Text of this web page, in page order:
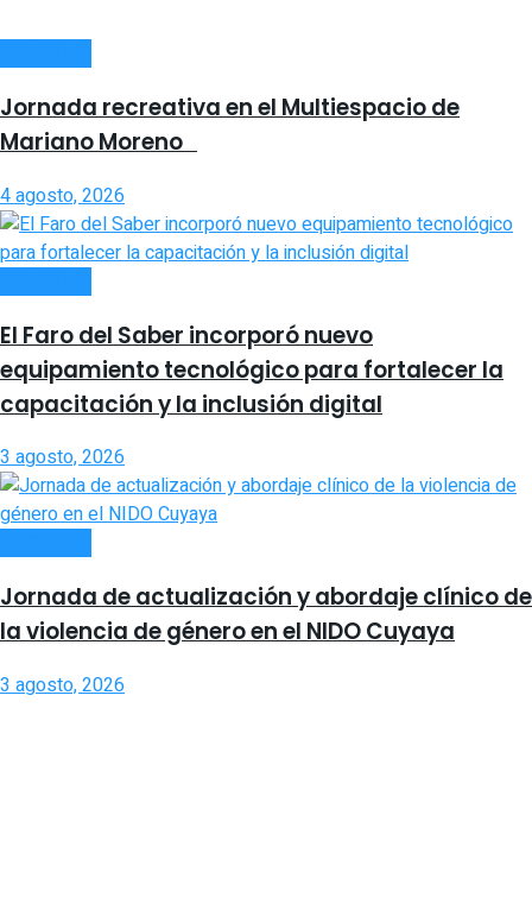
Jornada recreativa en el Multiespacio de
Mariano Moreno
4 agosto, 2026
El Faro del Saber incorporó nuevo
equipamiento tecnológico para fortalecer la
capacitación y la inclusión digital
3 agosto, 2026
Jornada de actualización y abordaje clínico de
la violencia de género en el NIDO Cuyaya
3 agosto, 2026